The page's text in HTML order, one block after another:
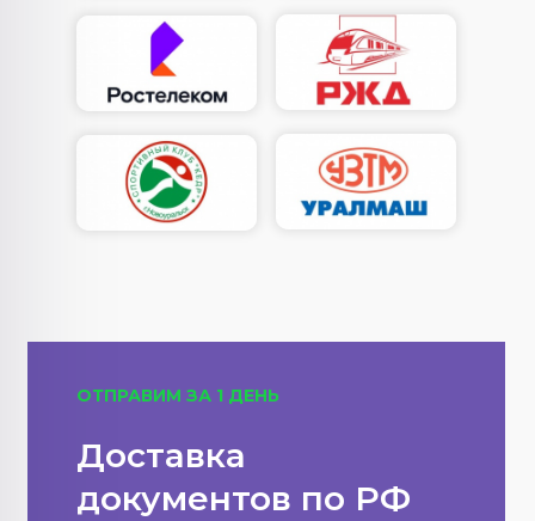
Доставка
документов по РФ
ОТПРАВИМ ЗА 1 ДЕНЬ